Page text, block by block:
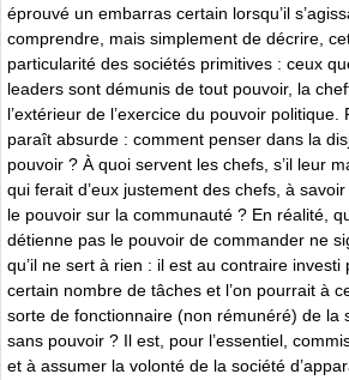
éprouvé un embarras certain lorsqu’il
comprendre, mais simplement de décrire,
particularité des sociétés primitives : ceux
leaders sont démunis de tout pouvoir, la
l’extérieur de l’exercice du pouvoir
paraît absurde : comment penser dans la
pouvoir ? À quoi servent les chefs, s’il leur
qui ferait d’eux justement des chefs, à
le pouvoir sur la communauté ? En réalité,
détienne pas le pouvoir de commander ne
qu’il ne sert à rien : il est au contraire investi
certain nombre de tâches et l’on pourrait à
sorte de fonctionnaire (non rémunéré) de la
sans pouvoir ? Il est, pour l’essentiel,
et à assumer la volonté de la société